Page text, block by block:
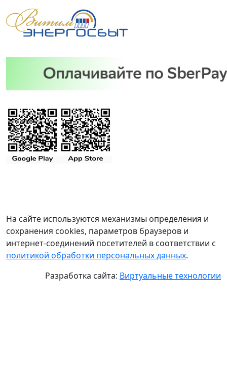
На сайте используются механизмы определения и
сохранения cookies, параметров браузеров и
интернет-соединений посетителей в соответствии с
политикой обработки персональных данных.
Разработка сайта: Виртуальные технологии